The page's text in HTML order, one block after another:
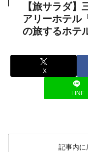
【旅サラダ】
アリーホテル
の旅するホテ
X
LINE
記事内に